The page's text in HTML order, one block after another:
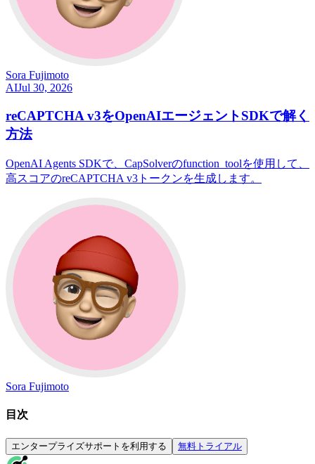
Sora Fujimoto
AIJul 30, 2026
reCAPTCHA v3をOpenAIエージェントSDKで解く
方法
OpenAI Agents SDKで、CapSolverのfunction_toolを使用して、
高スコアのreCAPTCHA v3トークンを生成します。
Sora Fujimoto
目次
エンタープライズサポートを利用する 無料トライアル